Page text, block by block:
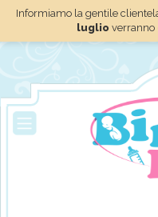
Informiamo la gentile
luglio verranno